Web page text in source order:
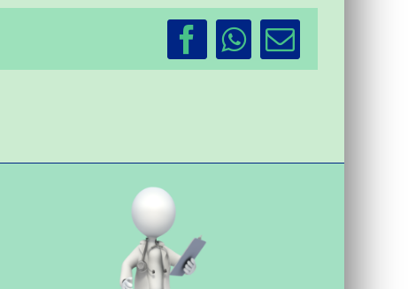
Facebook
WhatsApp
Email